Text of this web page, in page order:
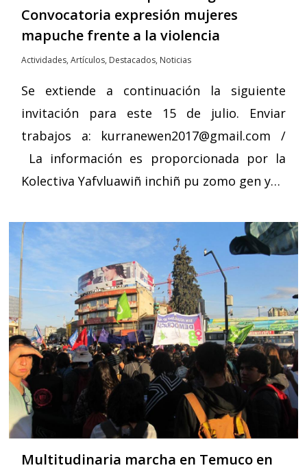
Convocatoria expresión mujeres
mapuche frente a la violencia
Actividades,Artículos, Destacados, Noticias
Se extiende a continuación la siguiente
invitación para este 15 de julio. Enviar
trabajos a: kurranewen2017@gmail.com /
La información es proporcionada por la
Kolectiva Yafvluawiñ inchiñ pu zomo gen y…
Multitudinaria marcha en Temuco en